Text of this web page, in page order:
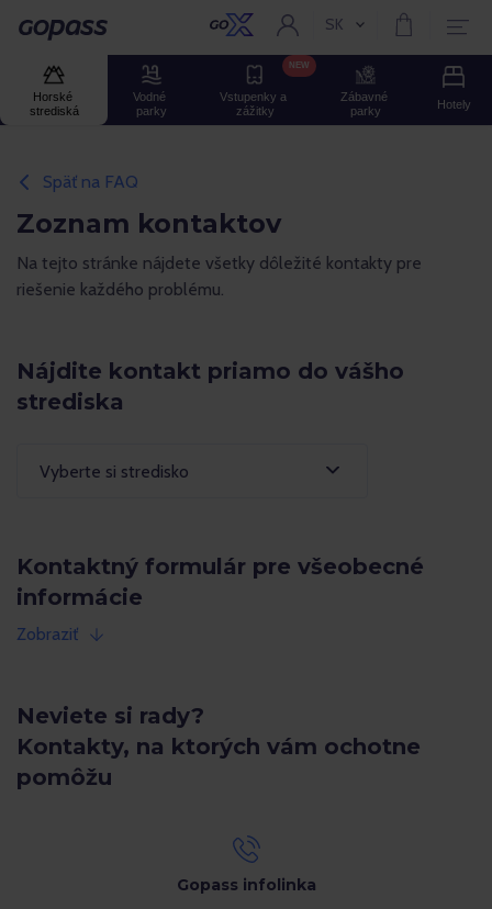
Gopass Aktuální jazyk:
SK
Horské
strediská
Vodné
parky
Vstupenky a
zážitky
NEW
Zábavné
parky
Hotely
Späť na FAQ
Zoznam kontaktov
Na tejto stránke nájdete všetky dôležité kontakty pre
riešenie každého problému.
Nájdite kontakt priamo do vášho
strediska
Vyberte si stredisko
Kontaktný formulár pre všeobecné
informácie
Zobraziť
Neviete si rady?
Kontakty, na ktorých vám ochotne
pomôžu
Gopass infolinka